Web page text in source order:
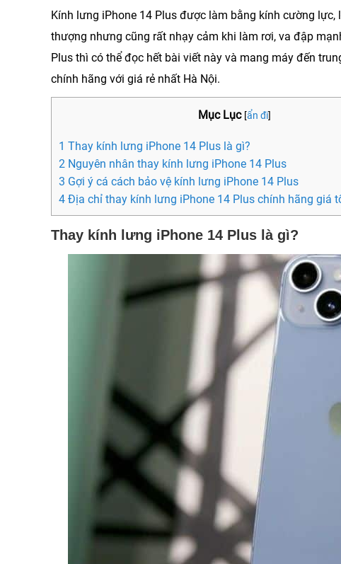
Kính lưng iPhone 14 Plus được làm bằng kính cường
thượng nhưng cũng rất nhạy cảm khi làm rơi, va đập
Plus thì có thể đọc hết bài viết này và mang máy đến
chính hãng với giá rẻ nhất Hà Nội.
Mục Lục [ẩn đi]
1 Thay kính lưng iPhone 14 Plus là gì?
2 Nguyên nhân thay kính lưng iPhone 14 Plus
3 Gợi ý cá cách bảo vệ kính lưng iPhone 14 Plus
4 Địa chỉ thay kính lưng iPhone 14 Plus chính hãng giá
Thay kính lưng iPhone 14 Plus là gì?